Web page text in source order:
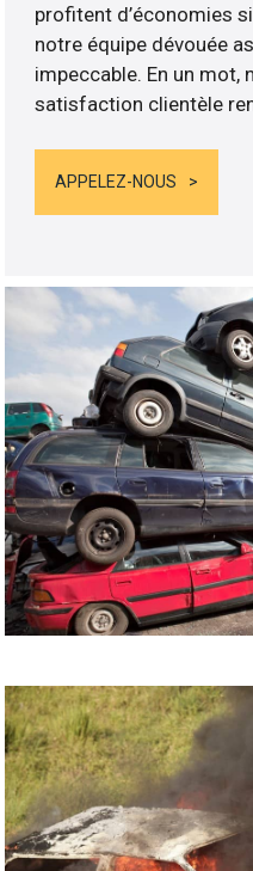
profitent d’économies
notre équipe dévouée
impeccable. En un mot,
satisfaction clientèle
APPELEZ-NOUS